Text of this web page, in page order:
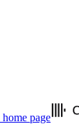
home page